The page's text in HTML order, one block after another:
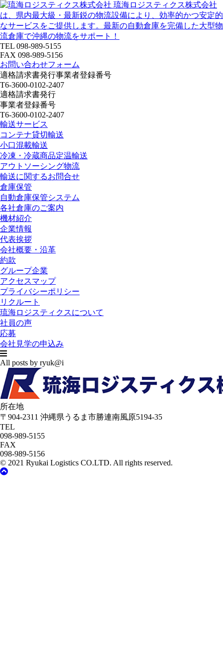
琉海ロジスティクス株式会社
は、県内最大級・最新鋭の物流設備により、効率的かつ安定的
なサービスをご提供します。最新の自動倉庫を完備した大型物
流倉庫で沖縄の物流をサポート！
TEL 098-989-5155
FAX 098-989-5156
お問い合わせフォーム
適格請求書発行事業者登録番号
T6-3600-0102-2407
適格請求書発行
事業者登録番号
T6-3600-0102-2407
輸送サービス
コンテナ貸切輸送
小口混載輸送
冷凍・冷蔵商品定温輸送
アウトソーシング物流
輸送に関するお問合せ
倉庫保管
自動倉庫保管システム
各社倉庫のご案内
機材紹介
企業情報
代表挨拶
会社概要・沿革
約款
グループ企業
アクセスマップ
プライバシーポリシー
リクルート
琉海ロジスティクスについて
社員の声
応募
会社見学の申込み
All posts by ryuk@i
所在地
〒904-2311 沖縄県うるま市勝連南風原5194-35
TEL
098-989-5155
FAX
098-989-5156
© 2021 Ryukai Logistics CO.LTD. All rights reserved.